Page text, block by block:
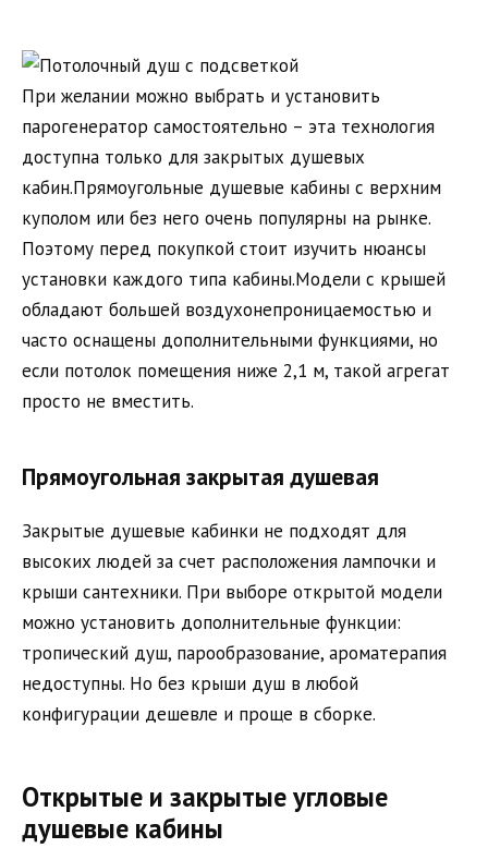
При желании можно выбрать и установить
парогенератор самостоятельно – эта технология
доступна только для закрытых душевых
кабин.Прямоугольные душевые кабины с верхним
куполом или без него очень популярны на рынке.
Поэтому перед покупкой стоит изучить нюансы
установки каждого типа кабины.Модели с крышей
обладают большей воздухонепроницаемостью и
часто оснащены дополнительными функциями, но
если потолок помещения ниже 2,1 м, такой агрегат
просто не вместить.
Прямоугольная закрытая душевая
Закрытые душевые кабинки не подходят для
высоких людей за счет расположения лампочки и
крыши сантехники. При выборе открытой модели
можно установить дополнительные функции:
тропический душ, парообразование, ароматерапия
недоступны. Но без крыши душ в любой
конфигурации дешевле и проще в сборке.
Открытые и закрытые угловые
душевые кабины